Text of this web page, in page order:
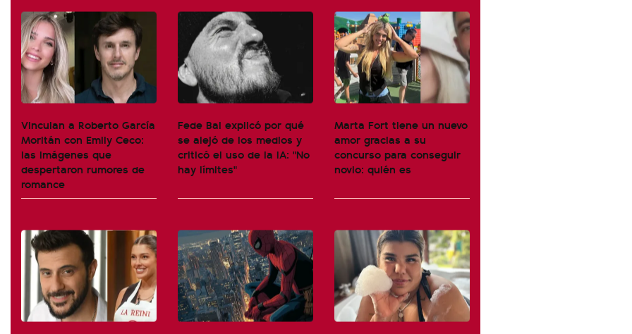
Vinculan a Roberto García
Moritán con Emily Ceco:
las imágenes que
despertaron rumores de
romance
Fede Bal explicó por qué
se alejó de los medios y
criticó el uso de la IA: "No
hay límites"
Marta Fort tiene un nuevo
amor gracias a su
concurso para conseguir
novio: quién es